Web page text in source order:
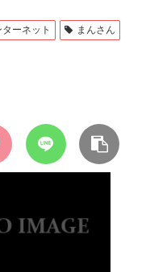
ターネット
まんさん